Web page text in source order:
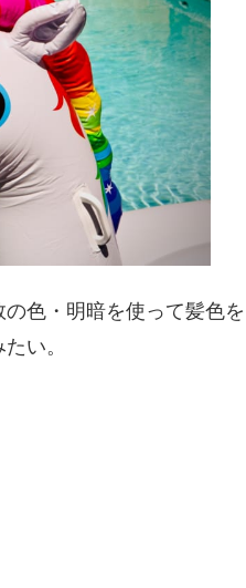
色・明暗を使って髪色
い。